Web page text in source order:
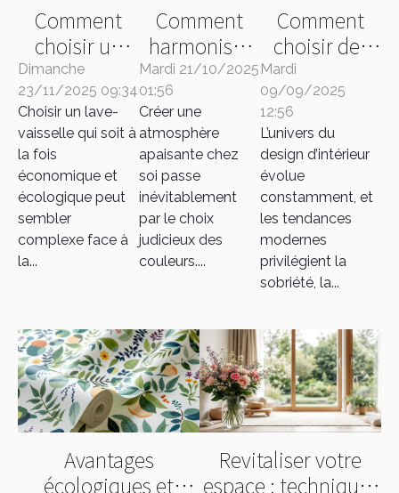
Comment
choisir un
lave-vaisselle
économique
et écologique
?
Dimanche
23/11/2025 09:34
Choisir un lave-
vaisselle qui soit à
la fois
économique et
écologique peut
sembler
complexe face à
la...
Comment
harmoniser
les couleurs
de votre
intérieur
pour un
espace
apaisant ?
Mardi 21/10/2025
01:56
Créer une
atmosphère
apaisante chez
soi passe
inévitablement
par le choix
judicieux des
couleurs....
Comment
choisir des
portes
affleurantes
pour une
esthétique
moderne ?
Mardi
09/09/2025
12:56
L’univers du
design d’intérieur
évolue
constamment, et
les tendances
modernes
privilégient la
sobriété, la...
Avantages
écologiques et
Revitaliser votre
espace : techniques